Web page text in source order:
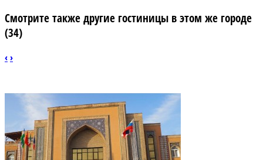
Смотрите также другие гостиницы в этом же городе
(34)
‹›